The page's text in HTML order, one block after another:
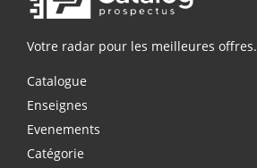
Votre radar pour les meilleures offres.
Catalogue
Enseignes
Evenements
Catégorie